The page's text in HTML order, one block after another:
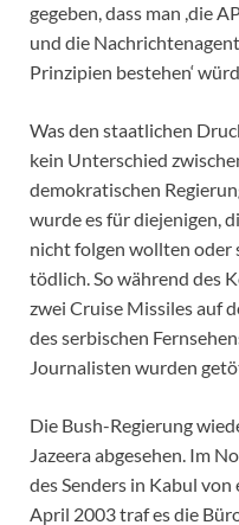
gegeben, dass man ,die
und die
Prinzipien bestehen‘
Was den staatlichen
kein Unterschied
demokratischen
wurde es für diejenigen,
nicht folgen wollten oder
tödlich. So während des
zwei Cruise Missiles auf
des serbischen
Journalisten wurden
Die Bush-Regierung
Jazeera abgesehen. Im
des Senders in Kabul
April 2003 traf es die